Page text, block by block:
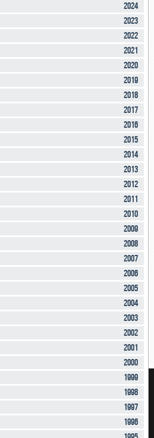
2024
2023
2022
2021
2020
2019
2018
2017
2016
2015
2014
2013
2012
2011
2010
2009
2008
2007
2006
2005
2004
2003
2002
2001
2000
1999
1998
1997
1996